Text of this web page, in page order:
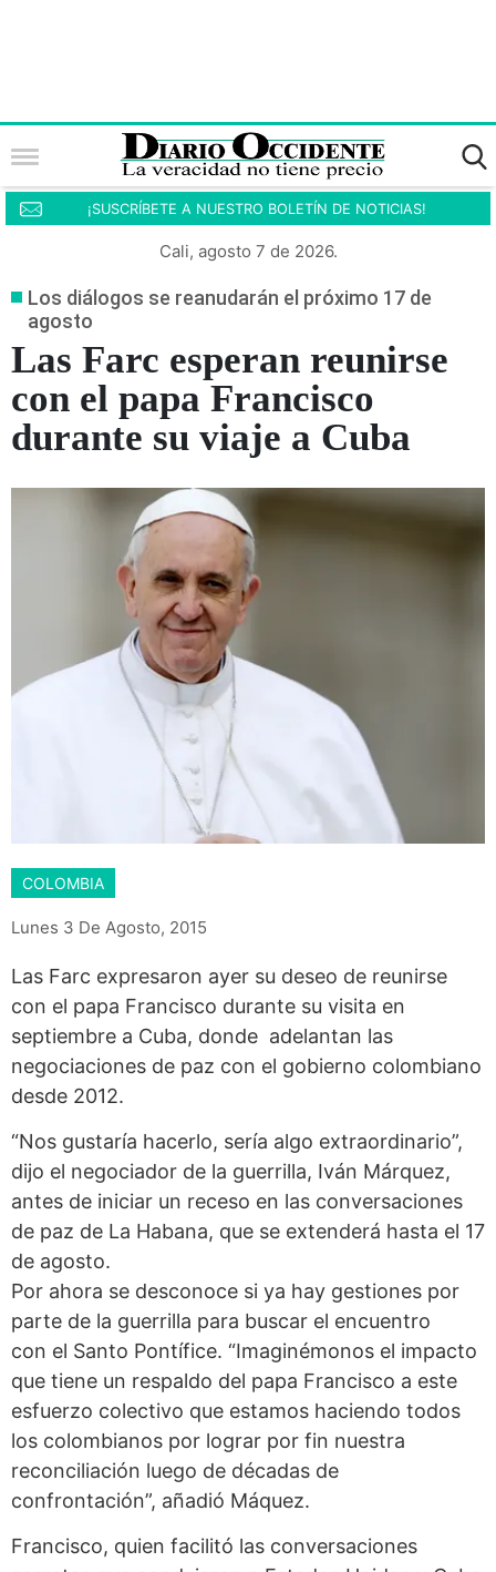
¡SUSCRÍBETE A NUESTRO BOLETÍN DE NOTICIAS!
Cali, agosto 7 de 2026.
Los diálogos se reanudarán el próximo 17 de
agosto
Las Farc esperan reunirse
con el papa Francisco
durante su viaje a Cuba
COLOMBIA
Lunes 3 De Agosto, 2015
Las Farc expresaron ayer su deseo de reunirse
con el papa Francisco durante su visita en
septiembre a Cuba, donde adelantan las
negociaciones de paz con el gobierno colombiano
desde 2012.
“Nos gustaría hacerlo, sería algo extraordinario”,
dijo el negociador de la guerrilla, Iván Márquez,
antes de iniciar un receso en las conversaciones
de paz de La Habana, que se extenderá hasta el 17
de agosto.
Por ahora se desconoce si ya hay gestiones por
parte de la guerrilla para buscar el encuentro
con el Santo Pontífice. “Imaginémonos el impacto
que tiene un respaldo del papa Francisco a este
esfuerzo colectivo que estamos haciendo todos
los colombianos por lograr por fin nuestra
reconciliación luego de décadas de
confrontación”, añadió Máquez.
Francisco, quien facilitó las conversaciones